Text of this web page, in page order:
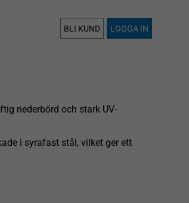
BLI KUND LOGGA IN
nederbörd och stark UV-
i syrafast stål, vilket ger ett